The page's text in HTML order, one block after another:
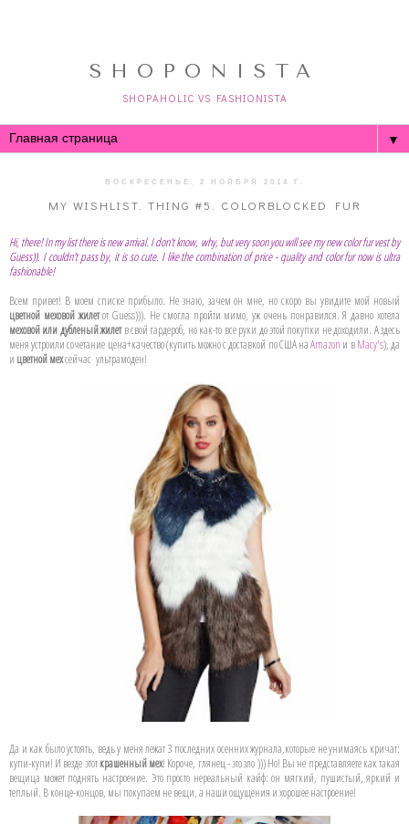
SHOPONISTA
SHOPAHOLIC VS FASHIONISTA
▼
ВОСКРЕСЕНЬЕ, 2 НОЯБРЯ 2014 Г.
MY WISHLIST. THING #5. COLORBLOCKED FUR
Hi, there! In my list there is new arrival. I don't know, why, but very soon you will see my new color fur vest by
Guess)). I couldn't pass by, it is so cute. I like the combination of price - quality and color fur now is ultra
fashionable!
Всем привет! В моем списке прибыло. Не знаю, зачем он мне, но скоро вы увидите мой новый
цветной меховой жилетот Guess))). Не смогла пройти мимо, уж очень понравился. Я давно хотела
меховой или дубленый жилетв свой гардероб, но как-то все руки до этой покупки не доходили. А здесь
меня устроили сочетание цена+качество (купить можно с доставкой по США наAmazon и вMacy's), да
и цветной мехсейчас ультрамоден!
Да и как было устоять, ведь у меня лежат 3 последних осенних журнала,которые не унимаясь кричат:
купи-купи! И везде этоткрашенный мех! Короче, глянец - это зло ))) Но! Вы не представляете как такая
вещица может поднять настроение. Это просто нереальный кайф: он мягкий, пушистый, яркий и
теплый. В конце-концов, мы покупаем не вещи, а наши ощущения и хорошее настроение!